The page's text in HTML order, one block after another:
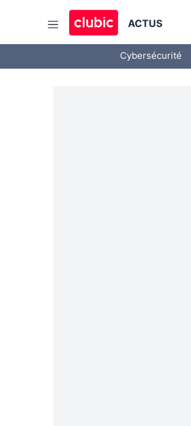
ACTUS
Cybersécurité